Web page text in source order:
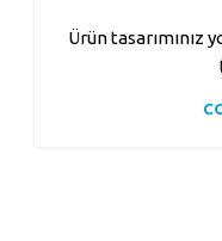
Ürün tasarımınız